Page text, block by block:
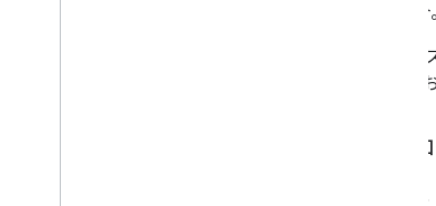
合
ID ソ
作成時
デプ
図 1